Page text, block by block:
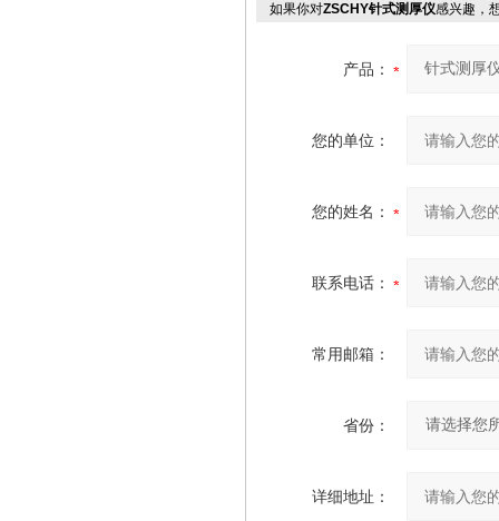
如果你对ZSCHY针式测厚仪感兴趣，
产品：
您的单位：
您的姓名：
联系电话：
常用邮箱：
省份：
详细地址：